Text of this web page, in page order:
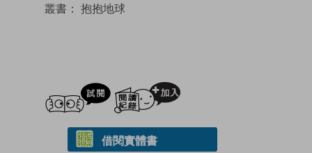
叢書： 抱抱地球
試閲
借閱實體書